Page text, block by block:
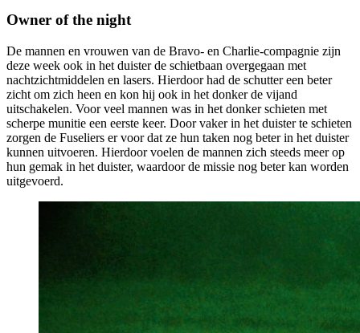
Owner of the night
De mannen en vrouwen van de Bravo- en Charlie-compagnie zijn
deze week ook in het duister de schietbaan overgegaan met
nachtzichtmiddelen en lasers. Hierdoor had de schutter een beter
zicht om zich heen en kon hij ook in het donker de vijand
uitschakelen. Voor veel mannen was in het donker schieten met
scherpe munitie een eerste keer. Door vaker in het duister te schieten
zorgen de Fuseliers er voor dat ze hun taken nog beter in het duister
kunnen uitvoeren. Hierdoor voelen de mannen zich steeds meer op
hun gemak in het duister, waardoor de missie nog beter kan worden
uitgevoerd.